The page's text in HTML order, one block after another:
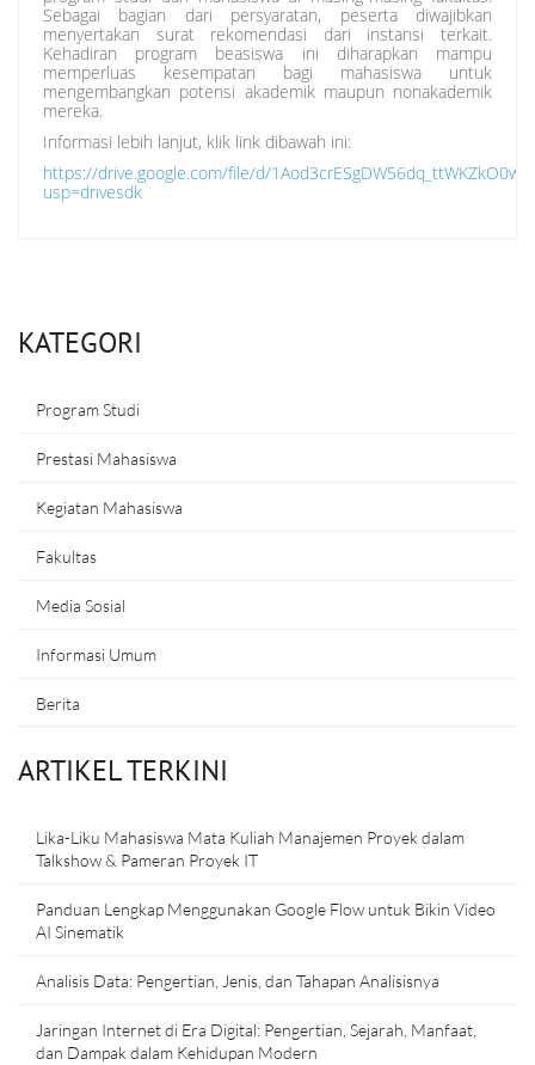
Sebagai bagian dari persyaratan, peserta diwajibkan
menyertakan surat rekomendasi dari instansi terkait.
Kehadiran program beasiswa ini diharapkan mampu
memperluas kesempatan bagi mahasiswa untuk
mengembangkan potensi akademik maupun nonakademik
mereka.
Informasi lebih lanjut, klik link dibawah ini:
https://drive.google.com/file/d/
usp=drivesdk
KATEGORI
Program Studi
Prestasi Mahasiswa
Kegiatan Mahasiswa
Fakultas
Media Sosial
Informasi Umum
Berita
ARTIKEL TERKINI
Lika-Liku Mahasiswa Mata Kuliah Manajemen Proyek dalam
Talkshow & Pameran Proyek IT
Panduan Lengkap Menggunakan Google Flow untuk Bikin Video
AI Sinematik
Analisis Data: Pengertian, Jenis, dan Tahapan Analisisnya
Jaringan Internet di Era Digital: Pengertian, Sejarah, Manfaat,
dan Dampak dalam Kehidupan Modern